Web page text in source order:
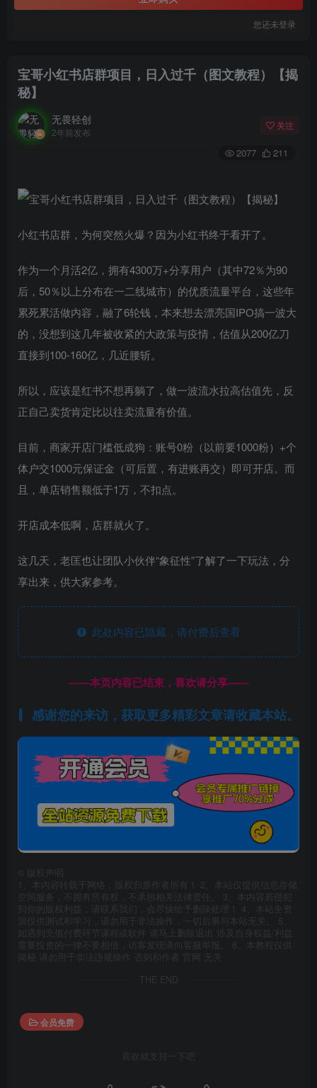
您还未登录
宝哥小红书店群项目，日入过千（图文教程）【揭
秘】
无畏轻创
2年前发布
关注
2077 211
小红书店群，为何突然火爆？因为小红书终于看开了。
作为一个月活2亿，拥有4300万+分享用户（其中72％为90
后，50％以上分布在一二线城市）的优质流量平台，这些年
累死累活做内容，融了6轮钱，本来想去漂亮国IPO搞一波大
的，没想到这几年被收紧的大政策与疫情，估值从200亿刀
直接到100-160亿，几近腰斩。
所以，应该是红书不想再躺了，做一波流水拉高估值先，反
正自己卖货肯定比以往卖流量有价值。
目前，商家开店门槛低成狗：账号0粉（以前要1000粉）+个
体户交1000元保证金（可后置，有进账再交）即可开店。而
且，单店销售额低于1万，不扣点。
开店成本低啊，店群就火了。
这几天，老匡也让团队小伙伴“象征性”了解了一下玩法，分
享出来，供大家参考。
此处内容已隐藏，请付费后查看
------本页内容已结束，喜欢请分享------
感谢您的来访，获取更多精彩文章请收藏本站。
版权声明
1、本内容转载于网络，版权归原作者所有！ 2、本站仅提供信息存储
空间服务，不拥有所有权，不承担相关法律责任。 3、本内容若侵犯
到你的版权利益，请联系我们，会尽快给予删除处理！ 4、本站全资
源仅供测试和学习，请勿用于非法操作，一切后果与本站无关。 5、
如遇到充值付费环节课程或软件 请马上删除退出 涉及自身权益/利益
需要投资的一律不要相信，访客发现请向客服举报。 6、本教程仅供
揭秘 请勿用于非法违规操作 否则和作者 官网 无关
THE END
会员免费
喜欢就支持一下吧